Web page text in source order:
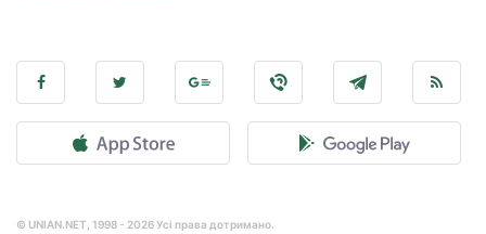
© UNIAN.NET, 1998 - 2026 Усі права дотримано.